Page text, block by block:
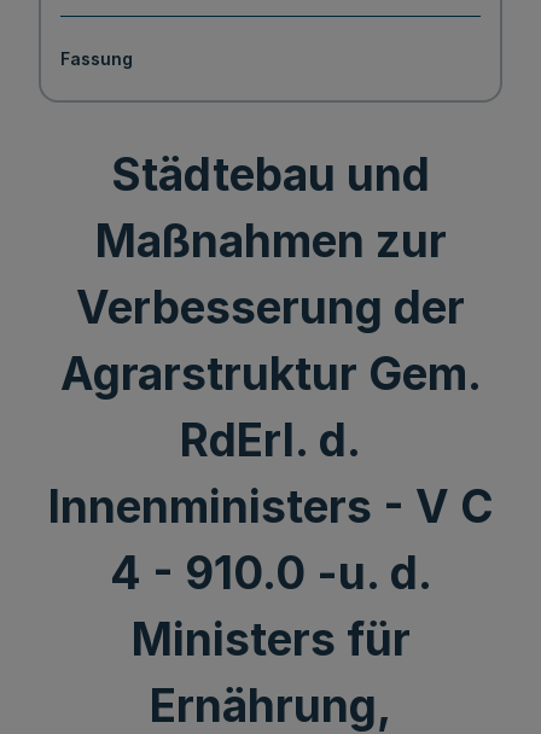
Fassung
Städtebau und
Maßnahmen zur
Verbesserung der
Agrarstruktur Gem.
RdErl. d.
Innenministers - V C
4 - 910.0 -u. d.
Ministers für
Ernährung,